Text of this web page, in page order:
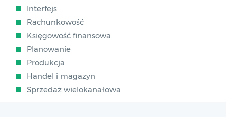
Interfejs
Rachunkowość
Księgowość finansowa
Planowanie
Produkcja
Handel i magazyn
Sprzedaż wielokanałowa